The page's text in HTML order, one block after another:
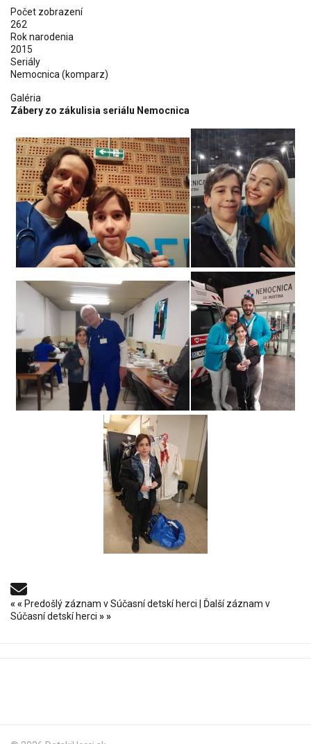
Počet zobrazení
262
Rok narodenia
2015
Seriály
Nemocnica (komparz)
Galéria
Zábery zo zákulisia seriálu Nemocnica
««Predošlý záznam v Súčasní detskí herci | Ďalší záznam v
Súčasní detskí herci »»